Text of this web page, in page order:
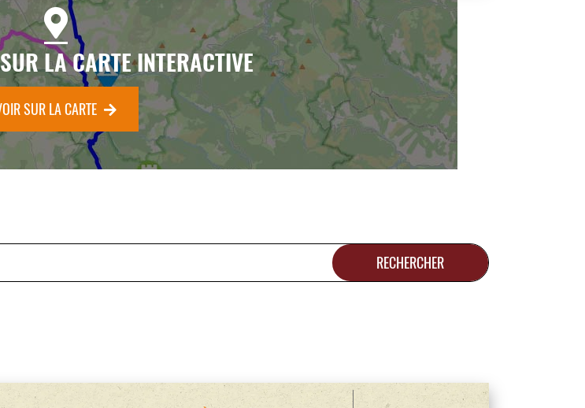
LA CARTE INTERACTIVE
SUR LA CARTE
RECHERCHER